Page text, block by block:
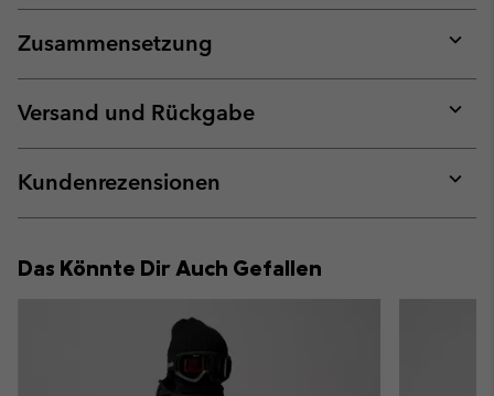
Zusammensetzung
or
Versand und Rückgabe
or
Kundenrezensionen
or
Das Könnte Dir Auch Gefallen